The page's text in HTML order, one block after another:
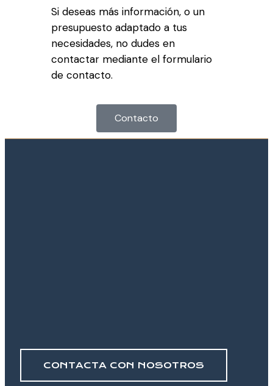
Si deseas más información, o un
presupuesto adaptado a tus
necesidades, no dudes en
contactar mediante el formulario
de contacto.
Contacto
CONTACTA CON NOSOTROS